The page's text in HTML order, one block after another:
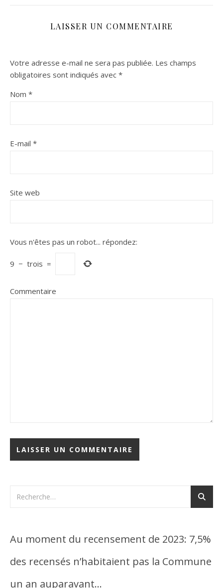
LAISSER UN COMMENTAIRE
Votre adresse e-mail ne sera pas publiée. Les champs
obligatoires sont indiqués avec *
Nom *
E-mail *
Site web
Vous n'êtes pas un robot... répondez:
9 − trois =
Commentaire
Au moment du recensement de 2023: 7,5%
des recensés n’habitaient pas la Commune
un an auparavant…